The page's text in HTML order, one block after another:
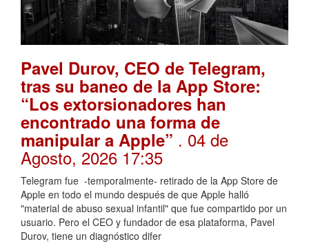
Pavel Durov, CEO de Telegram,
tras su baneo de la App Store:
“Los extorsionadores han
encontrado una forma de
manipular a Apple” . 04 de
Agosto, 2026 17:35
Telegram fue -temporalmente- retirado de la App Store de
Apple en todo el mundo después de que Apple halló
"material de abuso sexual infantil" que fue compartido por un
usuario. Pero el CEO y fundador de esa plataforma, Pavel
Durov, tiene un diagnóstico difer